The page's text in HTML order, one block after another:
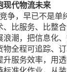
现代物流未来
，早已不是单
、比服务、比整
浪潮，把信息化
物全程可追踪、
升服务效率，用